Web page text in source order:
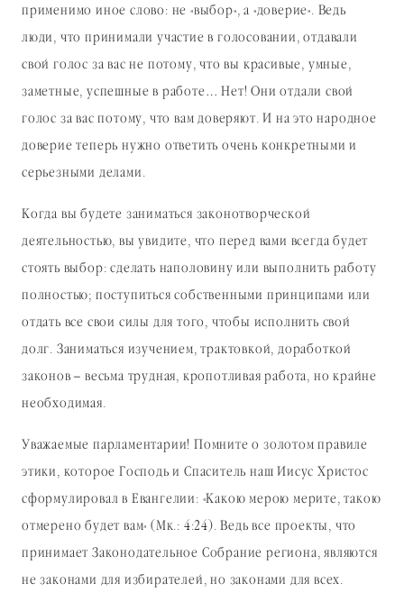
применимо иное слово: не «выбор», а «доверие». Ведь
люди, что принимали участие в голосовании, отдавали
свой голос за вас не потому, что вы красивые, умные,
заметные, успешные в работе… Нет! Они отдали свой
голос за вас потому, что вам доверяют. И на это народное
доверие теперь нужно ответить очень конкретными и
серьезными делами.
Когда вы будете заниматься законотворческой
деятельностью, вы увидите, что перед вами всегда будет
стоять выбор: сделать наполовину или выполнить работу
полностью; поступиться собственными принципами или
отдать все свои силы для того, чтобы исполнить свой
долг. Заниматься изучением, трактовкой, доработкой
законов – весьма трудная, кропотливая работа, но крайне
необходимая.
Уважаемые парламентарии! Помните о золотом правиле
этики, которое Господь и Спаситель наш Иисус Христос
сформулировал в Евангелии: «Какою мерою мерите, такою
отмерено будет вам» (Мк.: 4:24). Ведь все проекты, что
принимает Законодательное Собрание региона, являются
не законами для избирателей, но законами для всех.